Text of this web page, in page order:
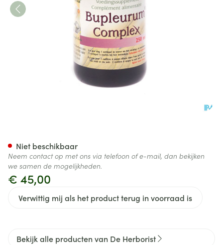
€ 45,00
Verwittig mij als het product terug in voorraad is
Niet beschikbaar
Neem contact op met ons via telefoon of e-mail, dan bekijken
we samen de mogelijkheden.
Bekijk alle producten van De Herborist